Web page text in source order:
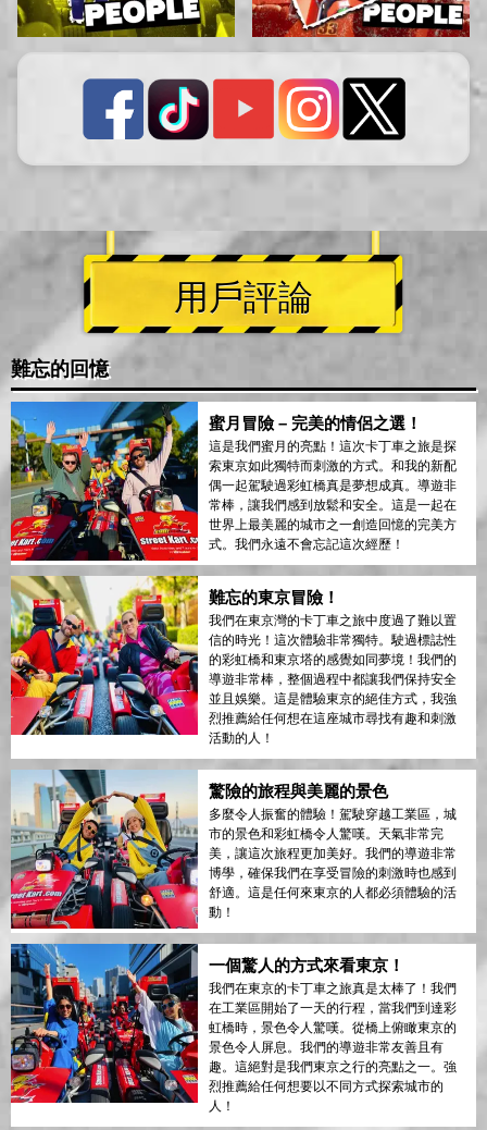
用戶評論
難忘的回憶
蜜月冒險 – 完美的情侶之選！
這是我們蜜月的亮點！這次卡丁車之旅是探
索東京如此獨特而刺激的方式。和我的新配
偶一起駕駛過彩虹橋真是夢想成真。導遊非
常棒，讓我們感到放鬆和安全。這是一起在
世界上最美麗的城市之一創造回憶的完美方
式。我們永遠不會忘記這次經歷！
難忘的東京冒險！
我們在東京灣的卡丁車之旅中度過了難以置
信的時光！這次體驗非常獨特。駛過標誌性
的彩虹橋和東京塔的感覺如同夢境！我們的
導遊非常棒，整個過程中都讓我們保持安全
並且娛樂。這是體驗東京的絕佳方式，我強
烈推薦給任何想在這座城市尋找有趣和刺激
活動的人！
驚險的旅程與美麗的景色
多麼令人振奮的體驗！駕駛穿越工業區，城
市的景色和彩虹橋令人驚嘆。天氣非常完
美，讓這次旅程更加美好。我們的導遊非常
博學，確保我們在享受冒險的刺激時也感到
舒適。這是任何來東京的人都必須體驗的活
動！
一個驚人的方式來看東京！
我們在東京的卡丁車之旅真是太棒了！我們
在工業區開始了一天的行程，當我們到達彩
虹橋時，景色令人驚嘆。從橋上俯瞰東京的
景色令人屏息。我們的導遊非常友善且有
趣。這絕對是我們東京之行的亮點之一。強
烈推薦給任何想要以不同方式探索城市的
人！